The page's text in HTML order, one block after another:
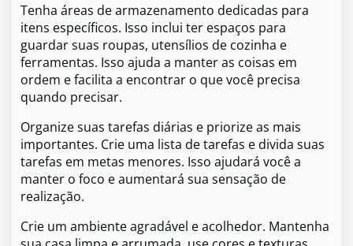
Tenha áreas de armazenamento dedicadas para
itens específicos. Isso inclui ter espaços para
guardar suas roupas, utensílios de cozinha e
ferramentas. Isso ajuda a manter as coisas em
ordem e facilita a encontrar o que você precisa
quando precisar.
Organize suas tarefas diárias e priorize as mais
importantes. Crie uma lista de tarefas e divida suas
tarefas em metas menores. Isso ajudará você a
manter o foco e aumentará sua sensação de
realização.
Crie um ambiente agradável e acolhedor. Mantenha